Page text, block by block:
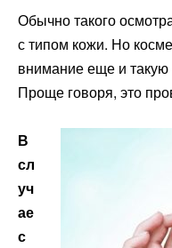
Обычно такого
с типом кожи. Но
внимание еще и такую
Проще говоря, это
В
сл
уч
ае
с